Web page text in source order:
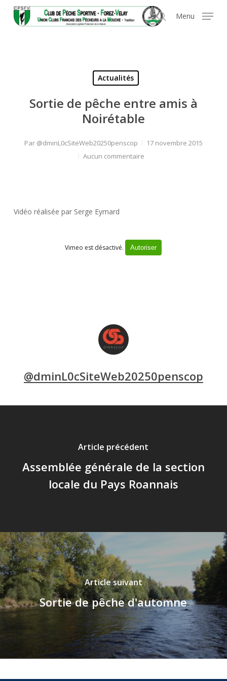
Panneau de gestion des cookies
search
Menu
Actualités
Sortie de pêche entre amis à
Noirétable
Par @dminL0cSiteWeb20250penscop
17 novembre 2015
Aucun commentaire
Vidéo réalisée par Serge Eymard
Vimeo est désactivé. Autoriser
@dminL0cSiteWeb20250penscop
Article précédent
Assemblée générale de la section
locale du Pays Roannais
Article suivant
Sortie de pêche d'automne